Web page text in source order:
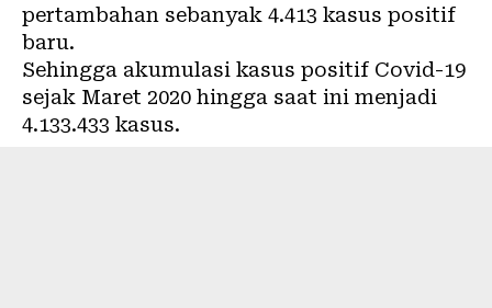
pertambahan sebanyak 4.413 kasus positif
baru.
Sehingga akumulasi kasus positif Covid-19
sejak Maret 2020 hingga saat ini menjadi
4.133.433 kasus.